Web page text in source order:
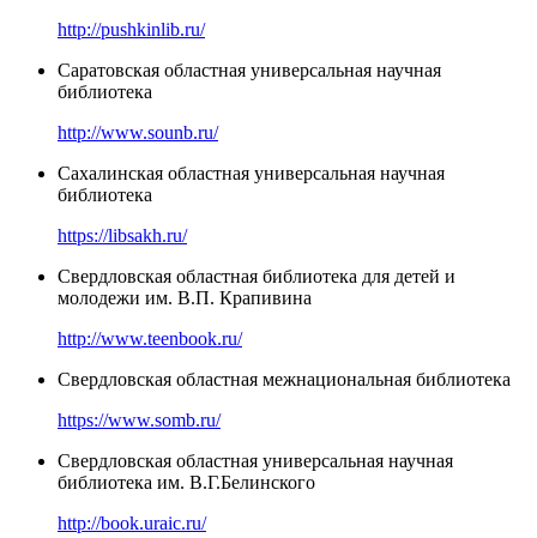
http://pushkinlib.ru/
Саратовская областная универсальная научная
библиотека
http://www.sounb.ru/
Сахалинская областная универсальная научная
библиотека
https://libsakh.ru/
Свердловская областная библиотека для детей и
молодежи им. В.П. Крапивина
http://www.teenbook.ru/
Свердловская областная межнациональная библиотека
https://www.somb.ru/
Свердловская областная универсальная научная
библиотека им. В.Г.Белинского
http://book.uraic.ru/